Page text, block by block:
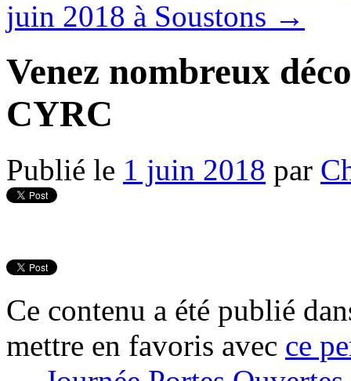
juin 2018 à Soustons →
Venez nombreux
CYRC
Publié le 1 juin 2018 par
Ce contenu a été publié
mettre en favoris avec ce